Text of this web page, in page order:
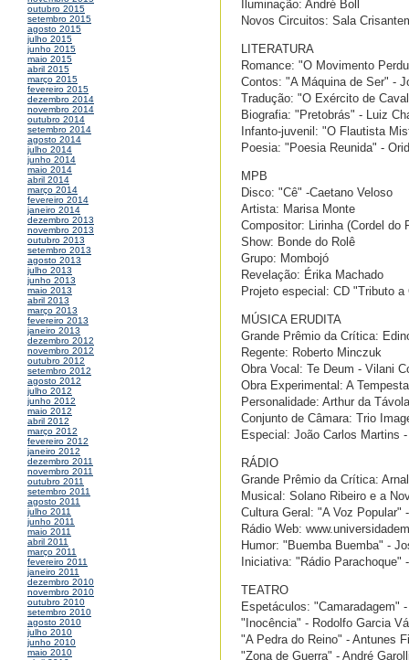
outubro 2015
setembro 2015
agosto 2015
julho 2015
junho 2015
maio 2015
abril 2015
março 2015
fevereiro 2015
dezembro 2014
novembro 2014
outubro 2014
setembro 2014
agosto 2014
julho 2014
junho 2014
maio 2014
abril 2014
março 2014
fevereiro 2014
janeiro 2014
dezembro 2013
novembro 2013
outubro 2013
setembro 2013
agosto 2013
julho 2013
junho 2013
maio 2013
abril 2013
março 2013
fevereiro 2013
janeiro 2013
dezembro 2012
novembro 2012
outubro 2012
setembro 2012
agosto 2012
julho 2012
junho 2012
maio 2012
abril 2012
março 2012
fevereiro 2012
janeiro 2012
dezembro 2011
novembro 2011
outubro 2011
setembro 2011
agosto 2011
julho 2011
junho 2011
maio 2011
abril 2011
março 2011
fevereiro 2011
janeiro 2011
dezembro 2010
novembro 2010
outubro 2010
setembro 2010
agosto 2010
julho 2010
junho 2010
maio 2010
Iluminação: André Boll
Novos Circuitos: Sala
LITERATURA
Romance: "O Movimento
Contos: "A Máquina de Ser" -
Tradução: "O Exército de
Biografia: "Pretobrás" - Luiz
Infanto-juvenil: "O Flautista
Poesia: "Poesia Reunida" -
MPB
Disco: "Cê" -Caetano Veloso
Artista: Marisa Monte
Compositor: Lirinha (Cordel do
Show: Bonde do Rolê
Grupo: Mombojó
Revelação: Érika Machado
Projeto especial: CD "Tributo a
MÚSICA ERUDITA
Grande Prêmio da Crítica:
Regente: Roberto Minczuk
Obra Vocal: Te Deum - Vilani
Obra Experimental: A
Personalidade: Arthur da Távola
Conjunto de Câmara: Trio
Especial: João Carlos Martins
RÁDIO
Grande Prêmio da Crítica:
Musical: Solano Ribeiro e a
Cultura Geral: "A Voz Popular"
Rádio Web:
Humor: "Buemba Buemba" -
Iniciativa: "Rádio Parachoque"
TEATRO
Espetáculos: "Camaradagem"
"Inocência" - Rodolfo Garcia
"A Pedra do Reino" - Antunes
"Zona de Guerra" - André